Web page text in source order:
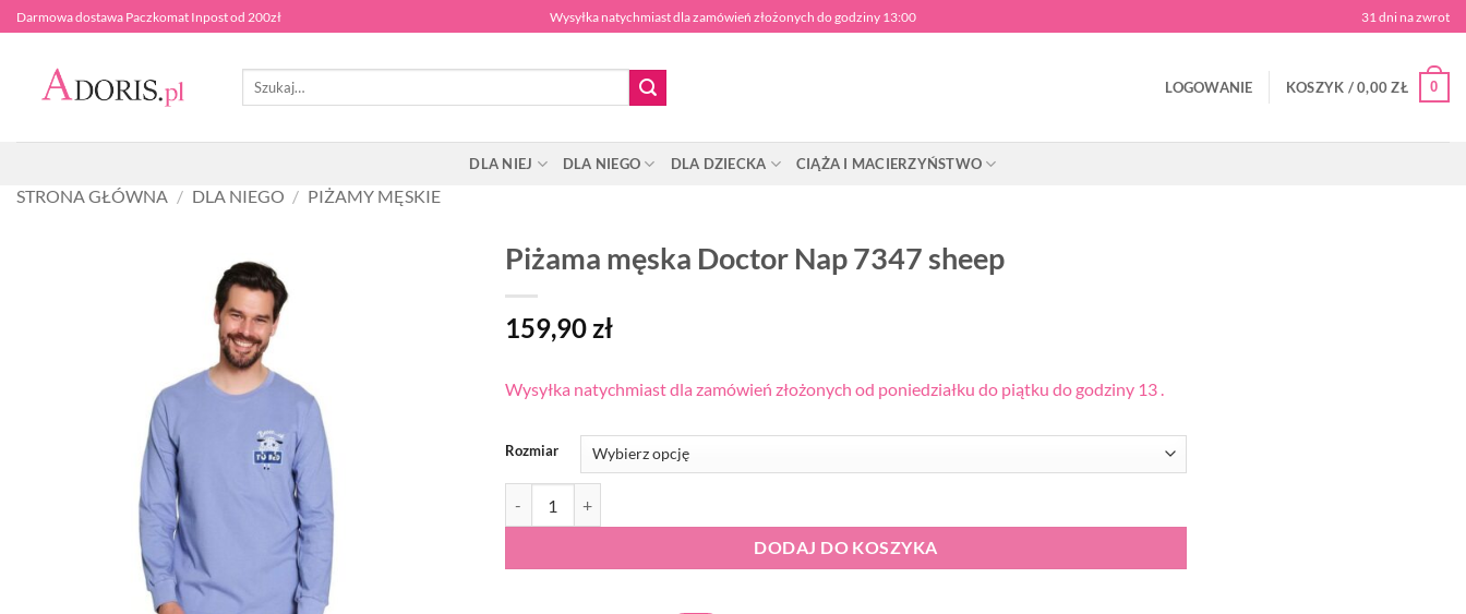
Przewiń
do
zawartości
Darmowa dostawa Paczkomat Inpost od 200zł Wysyłka natychmiast dla zamówień złożonych do godziny 13:00 31 dni na zwrot
Szukaj:
LOGOWANIE KOSZYK /0,00ZŁ 0
DLA NIEJ DLA NIEGO DLA DZIECKA CIĄŻA I MACIERZYŃSTWO
STRONA GŁÓWNA / DLA NIEGO / PIŻAMY MĘSKIE
Piżama męska Doctor Nap 7347 sheep
159,90zł
Wysyłka natychmiast dla zamówień złożonych od poniedziałku do piątku do godziny 13 .
Rozmiar
DODAJ DO KOSZYKA